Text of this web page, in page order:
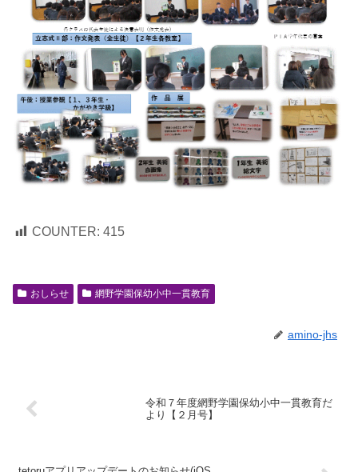
COUNTER: 415
おしらせ 網野学園保幼小中一貫教育
amino-jhs
令和７年度網野学園保幼小中一貫教育だ
より【２月号】